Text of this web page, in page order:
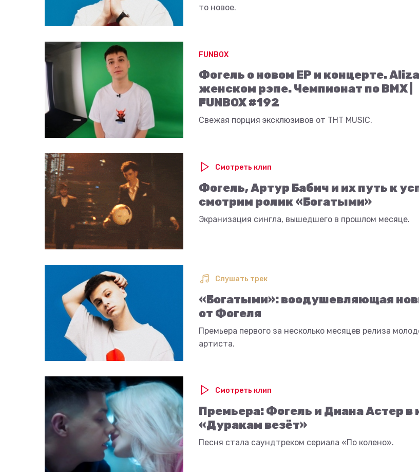
то новое.
FUNBOX
Фогель о новом EP и концерте.
женском рэпе. Чемпионат по BMX |
FUNBOX #192
Свежая порция эксклюзивов от ТНТ MUSIC.
Смотреть клип
Фогель, Артур Бабич и их путь к
смотрим ролик «Богатыми»
Экранизация сингла, вышедшего в прошлом месяце.
Слушать трек
«Богатыми»: воодушевляющая
от Фогеля
Премьера первого за несколько месяцев релиза
артиста.
Смотреть клип
Премьера: Фогель и Диана Астер в
«Дуракам везёт»
Песня стала саундтреком сериала «По колено».